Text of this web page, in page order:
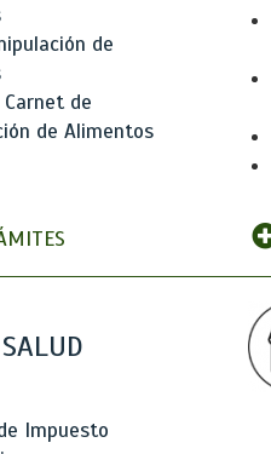
de
de
de Alimentos
SALUD
Impuesto